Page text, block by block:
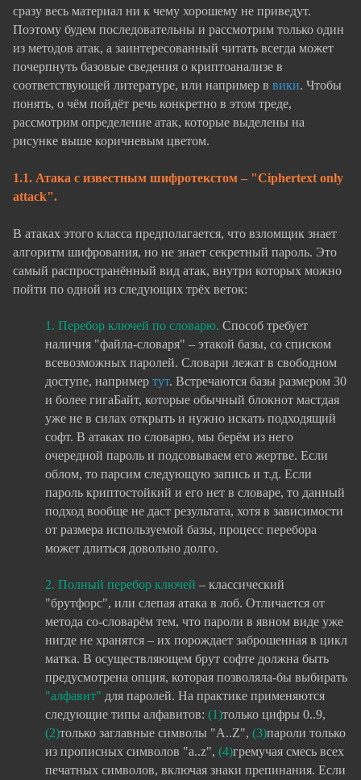
сразу весь материал ни к чему хорошему не приведут.
Поэтому будем последовательны и рассмотрим только один
из методов атак, а заинтересованный читать всегда может
почерпнуть базовые сведения о криптоанализе в
соответствующей литературе, или например в вики. Чтобы
понять, о чём пойдёт речь конкретно в этом треде,
рассмотрим определение атак, которые выделены на
рисунке выше коричневым цветом.
1.1. Атака с известным шифротекстом – "Сiphertext only
attack".
В атаках этого класса предполагается, что взломщик знает
алгоритм шифрования, но не знает секретный пароль. Это
самый распространённый вид атак, внутри которых можно
пойти по одной из следующих трёх веток:
1. Перебор ключей по словарю. Способ требует
наличия "файла-словаря" – этакой базы, со списком
всевозможных паролей. Словари лежат в свободном
доступе, например тут. Встречаются базы размером 30
и более гигаБайт, которые обычный блокнот мастдая
уже не в силах открыть и нужно искать подходящий
софт. В атаках по словарю, мы берём из него
очередной пароль и подсовываем его жертве. Если
облом, то парсим следующую запись и т.д. Если
пароль криптостойкий и его нет в словаре, то данный
подход вообще не даст результата, хотя в зависимости
от размера используемой базы, процесс перебора
может длиться довольно долго.
2. Полный перебор ключей – классический
"брутфорс", или слепая атака в лоб. Отличается от
метода со-словарём тем, что пароли в явном виде уже
нигде не хранятся – их порождает заброшенная в цикл
матка. В осуществляющем брут софте должна быть
предусмотрена опция, которая позволяла-бы выбирать
"алфавит" для паролей. На практике применяются
следующие типы алфавитов: (1)только цифры 0..9,
(2)только заглавные символы "A..Z", (3)пароли только
из прописных символов "a..z", (4)гремучая смесь всех
печатных символов, включая знаки препинания. Если